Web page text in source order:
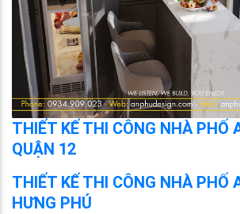
THIẾT KẾ THI CÔNG NHÀ PHỐ
QUẬN 12
THIẾT KẾ THI CÔNG NHÀ PHỐ
HƯNG PHÚ